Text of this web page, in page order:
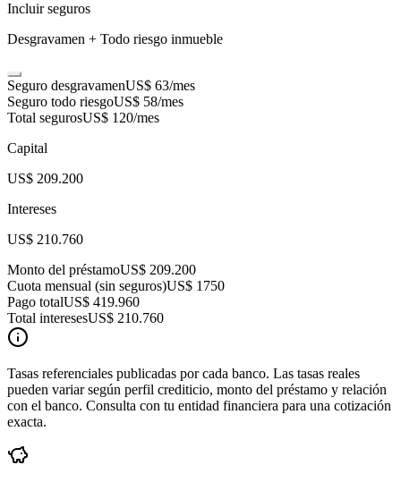
Incluir seguros
Desgravamen + Todo riesgo inmueble
Seguro desgravamenUS$ 63/mes
Seguro todo riesgoUS$ 58/mes
Total segurosUS$ 120/mes
Capital
US$ 209.200
Intereses
US$ 210.760
Monto del préstamoUS$ 209.200
Cuota mensual (sin seguros)US$ 1750
Pago totalUS$ 419.960
Total interesesUS$ 210.760
Tasas referenciales publicadas por cada banco. Las tasas reales
pueden variar según perfil crediticio, monto del préstamo y relación
con el banco. Consulta con tu entidad financiera para una cotización
exacta.